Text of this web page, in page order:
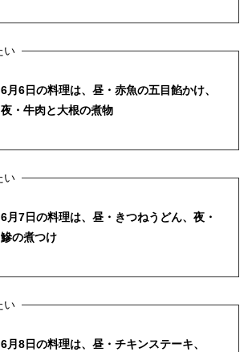
6月6日の料理は、昼・赤魚の五目餡かけ、
夜・牛肉と大根の煮物
6月7日の料理は、昼・きつねうどん、夜・
鰺の煮つけ
6月8日の料理は、昼・チキンステーキ、